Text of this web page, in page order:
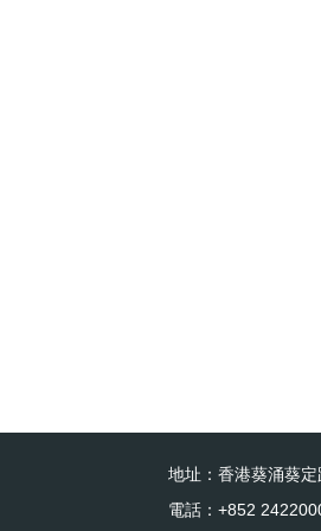
地址：香港葵涌葵
電話：+852